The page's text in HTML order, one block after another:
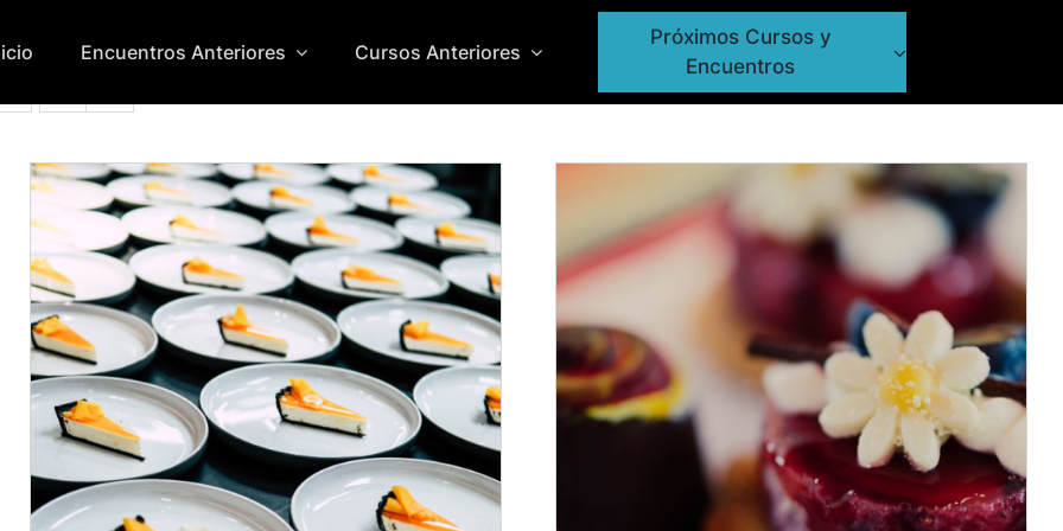
Encuentros Anteriores Cursos Anteriores
Próximos Cursos y
Encuentros
ADD TO CART DETALLES ADD TO CART DETALLES